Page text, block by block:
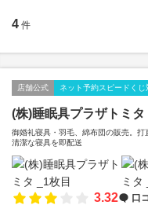
4 件
店舗公式 ネット予約スピードくじ
(株)睡眠具プラザトミタ
御婚礼寝具・羽毛、綿布団の販売。打
清潔な寝具を即配送
3.32 口